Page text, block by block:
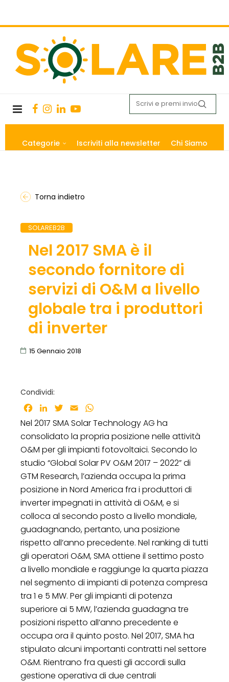
Categorie Iscriviti alla newsletter Chi Siamo
Torna indietro
SOLAREB2B
Nel 2017 SMA è il
secondo fornitore di
servizi di O&M a livello
globale tra i produttori
di inverter
15 Gennaio 2018
Condividi:
Facebook
LinkedInTwitter
Email
Nel 2017 SMA Solar Technology AG ha
consolidato la propria posizione nelle attività
O&M per gli impianti fotovoltaici. Secondo lo
studio “Global Solar PV O&M 2017 – 2022” di
GTM Research, l’azienda occupa la prima
posizione in Nord America fra i produttori di
inverter impegnati in attività di O&M, e si
colloca al secondo posto a livello mondiale,
guadagnando, pertanto, una posizione
rispetto all’anno precedente. Nel ranking di tutti
gli operatori O&M, SMA ottiene il settimo posto
a livello mondiale e raggiunge la quarta piazza
nel segmento di impianti di potenza compresa
tra 1 e 5 MW. Per gli impianti di potenza
superiore ai 5 MW, l’azienda guadagna tre
posizioni rispetto all’anno precedente e
occupa ora il quinto posto. Nel 2017, SMA ha
stipulato alcuni importanti contratti nel settore
O&M. Rientrano fra questi gli accordi sulla
gestione operativa di due centrali